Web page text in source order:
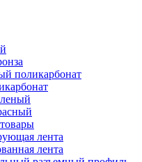
поликарбонат
лента
лента